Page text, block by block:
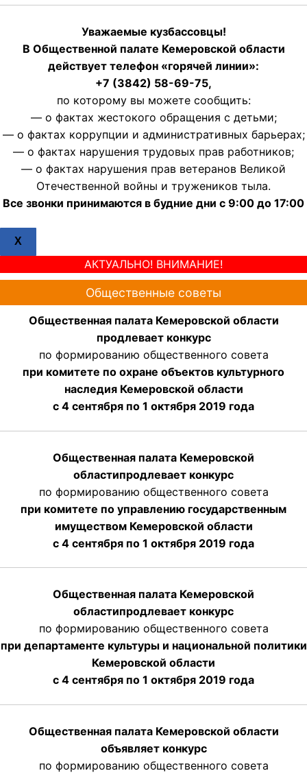
Уважаемые кузбассовцы!
В Общественной палате Кемеровской области
действует телефон «горячей линии»:
+7 (3842) 58-69-75,
по которому вы можете сообщить:
— о фактах жестокого обращения с детьми;
— о фактах коррупции и административных барьерах;
— о фактах нарушения трудовых прав работников;
— о фактах нарушения прав ветеранов Великой
Отечественной войны и тружеников тыла.
Все звонки принимаются в будние дни с 9:00 до 17:00
X
АКТУАЛЬНО! ВНИМАНИЕ!
Общественные советы
Общественная палата Кемеровской области
продлевает конкурс
по формированию общественного совета
при комитете по охране объектов культурного
наследия Кемеровской области
с 4 сентября по 1 октября 2019 года
Общественная палата Кемеровской
областипродлевает конкурс
по формированию общественного совета
при комитете по управлению государственным
имуществом Кемеровской области
с 4 сентября по 1 октября 2019 года
Общественная палата Кемеровской
областипродлевает конкурс
по формированию общественного совета
при департаменте культуры и национальной политики
Кемеровской области
с 4 сентября по 1 октября 2019 года
Общественная палата Кемеровской области
объявляет конкурс
по формированию общественного совета